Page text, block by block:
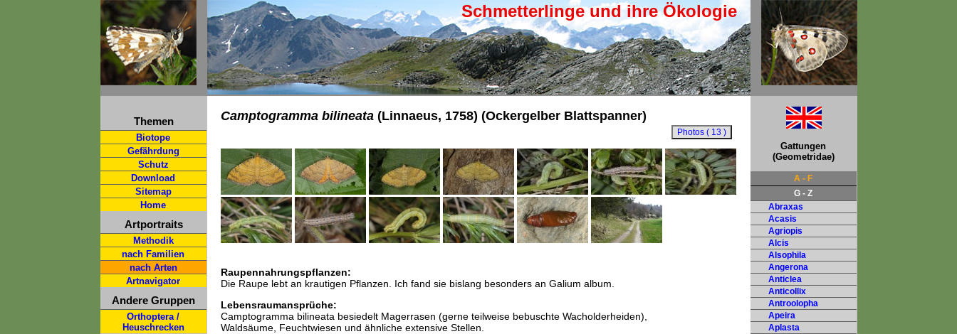
Schmetterlinge und ihre Ökologie
Themen
Biotope
Gefährdung
Schutz
Download
Sitemap
Home
Artportraits
Methodik
nach Familien
nach Arten
Artnavigator
Andere Gruppen
Orthoptera /
Heuschrecken
Camptogramma bilineata(Linnaeus, 1758) (Ockergelber Blattspanner)
Raupennahrungspflanzen:
Die Raupe lebt an krautigen Pflanzen. Ich fand sie bislang besonders an Galium album.
Lebensraumansprüche:
Camptogramma bilineata besiedelt Magerrasen (gerne teilweise bebuschte Wacholderheiden),
Waldsäume, Feuchtwiesen und ähnliche extensive Stellen.
Gattungen
(Geometridae)
A - F
G - Z
Abraxas
Acasis
Agriopis
Alcis
Alsophila
Angerona
Anticlea
Anticollix
Antroolopha
Apeira
Aplasta